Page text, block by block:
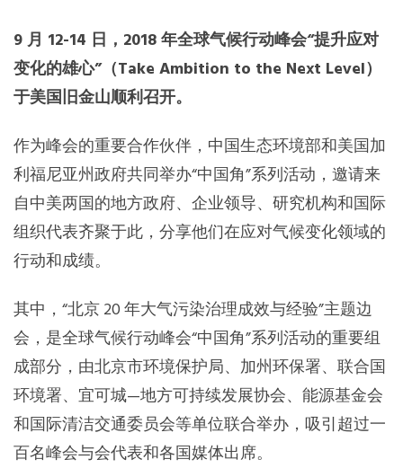
南亚秘书处
东南亚秘书处
9 月 12-14 日，2018 年全球气候行动峰会“提升应对
变化的雄心”（Take Ambition to the Next Level）
于美国旧金山顺利召开。
作为峰会的重要合作伙伴，中国生态环境部和美国加
利福尼亚州政府共同举办“中国角”系列活动，邀请来
自中美两国的地方政府、企业领导、研究机构和国际
组织代表齐聚于此，分享他们在应对气候变化领域的
行动和成绩。
其中，“北京 20 年大气污染治理成效与经验”主题边
会，是全球气候行动峰会“中国角”系列活动的重要组
成部分，由北京市环境保护局、加州环保署、联合国
环境署、宜可城—地方可持续发展协会、能源基金会
和国际清洁交通委员会等单位联合举办，吸引超过一
百名峰会与会代表和各国媒体出席。